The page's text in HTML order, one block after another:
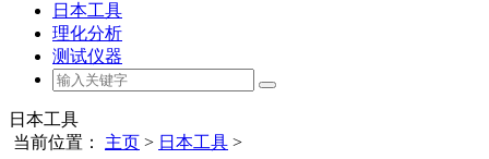
日本工具
理化分析
测试仪器
日本工具
当前位置： 主页 > 日本工具 >